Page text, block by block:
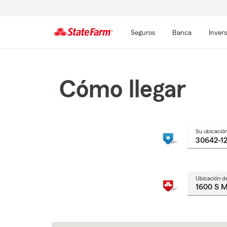
Seguros Banca
Cómo llegar
Su ubicación
Ubicación